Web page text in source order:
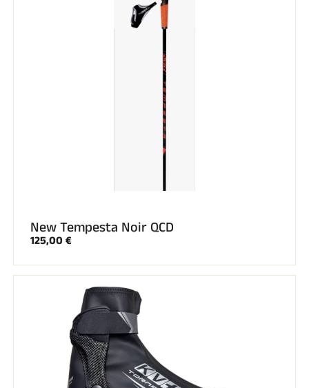
New Tempesta Noir QCD
125,00 €